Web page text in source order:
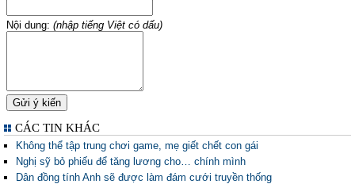
Nội dung: (nhập tiếng Việt có dấu)
CÁC TIN KHÁC
Không thể tập trung chơi game, mẹ giết chết con gái
Nghị sỹ bỏ phiếu để tăng lương cho… chính mình
Dân đồng tính Anh sẽ được làm đám cưới truyền thống